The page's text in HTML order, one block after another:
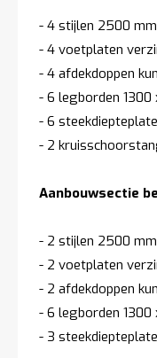
- 4 stijlen 2500
- 4 voetplaten
- 4 afdekdoppen
- 6 legborden
- 6
- 2
Aanbouwsectie
- 2 stijlen 2500
- 2 voetplaten
- 2 afdekdoppen
- 6 legborden
- 3